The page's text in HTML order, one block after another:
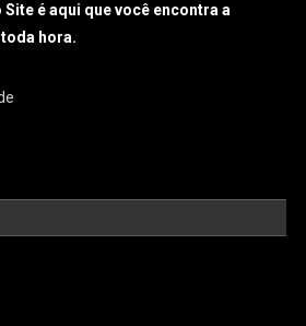
é aqui que você encontra a
hora.